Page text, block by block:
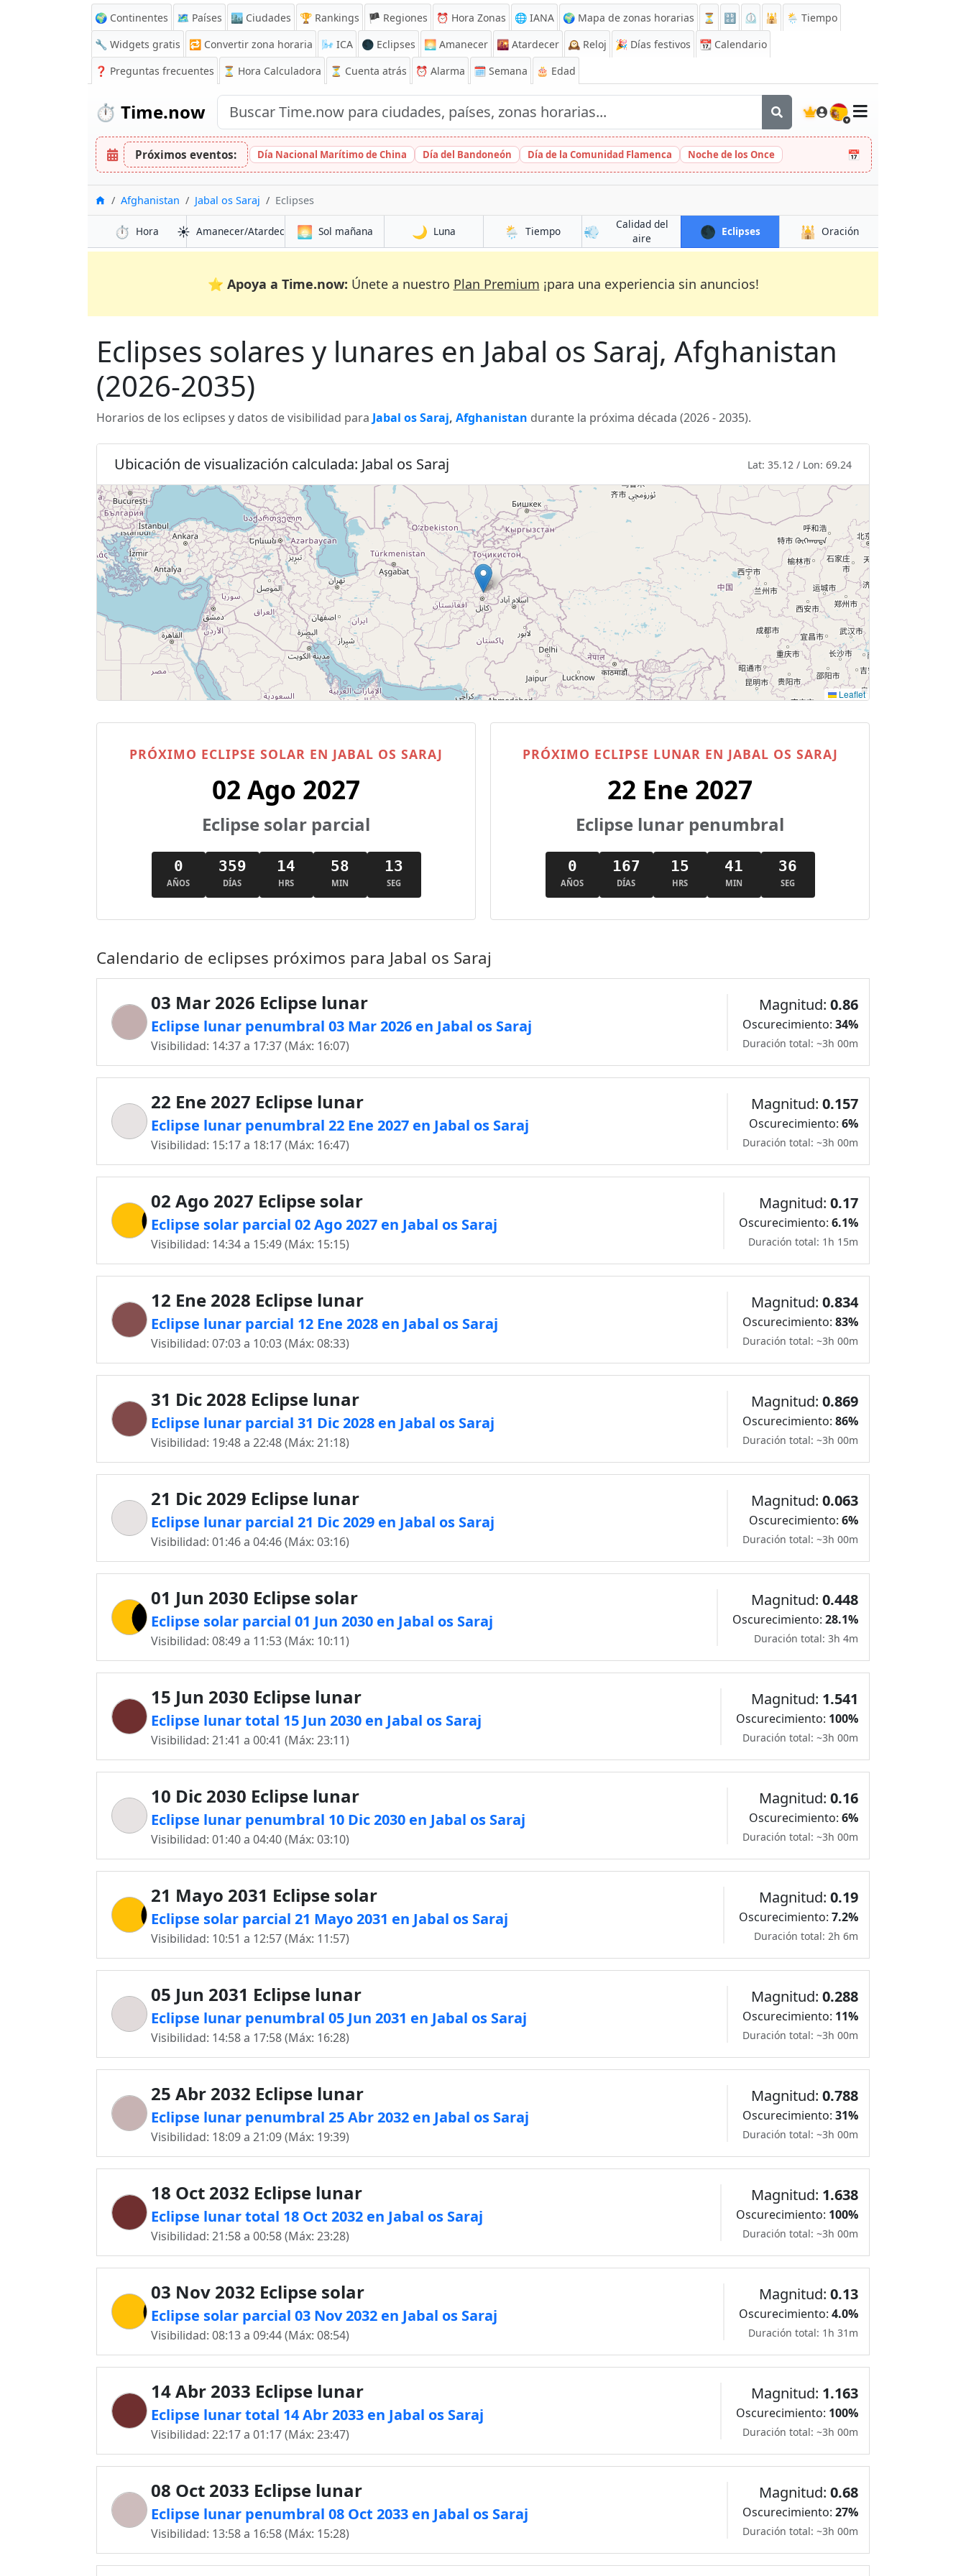
🌍 Continentes 🗺️ Países 🏙️ Ciudades 🏆 Rankings 🏴 Regiones ⏰ Hora Zonas 🌐 IANA 🌍 Mapa de zonas horarias ⏳ 🔡 ⏲️ 🕌
🌦️ Tiempo
🔧 Widgets gratis
🔁 Convertir zona horaria 🌬️ ICA 🌑 Eclipses 🌅 Amanecer 🌇 Atardecer 🕰️ Reloj 🎉 Días festivos 📆 Calendario
❓ Preguntas frecuentes ⏳ Hora Calculadora ⏳ Cuenta atrás ⏰ Alarma 🗓️ Semana 🎂 Edad
⏱️ Time.now 🇪🇸
Próximos eventos: Día Nacional Marítimo de China Día del Bandoneón Día de la Comunidad Flamenca Noche de los Once 📅
InicioAfghanistan Jabal os Saraj Eclipses
⏱️ Hora ☀️ Amanecer/Atardecer 🌅 Sol mañana 🌙 Luna 🌦️ Tiempo 💨
Calidad del
aire
🌑 Eclipses 🕌 Oración
⭐ Apoya a Time.now: Únete a nuestro Plan Premium ¡para una experiencia sin anuncios!
Eclipses solares y lunares en Jabal os Saraj, Afghanistan
(2026-2035)
Horarios de los eclipses y datos de visibilidad para Jabal os Saraj, Afghanistan durante la próxima década (2026 - 2035).
Ubicación de visualización calculada: Jabal os Saraj Lat: 35.12 / Lon: 69.24
Leaflet
PRÓXIMO ECLIPSE SOLAR EN JABAL OS SARAJ
02 Ago 2027
Eclipse solar parcial
0
AÑOS
359
DÍAS
14
HRS
58
MIN
12
SEG
PRÓXIMO ECLIPSE LUNAR EN JABAL OS SARAJ
22 Ene 2027
Eclipse lunar penumbral
0
AÑOS
167
DÍAS
15
HRS
41
MIN
35
SEG
Calendario de eclipses próximos para Jabal os Saraj
03 Mar 2026 Eclipse lunar
Eclipse lunar penumbral 03 Mar 2026 en Jabal os Saraj
Visibilidad: 14:37 a 17:37 (Máx: 16:07)
Magnitud: 0.86
Oscurecimiento: 34%
Duración total: ~3h 00m
22 Ene 2027 Eclipse lunar
Eclipse lunar penumbral 22 Ene 2027 en Jabal os Saraj
Visibilidad: 15:17 a 18:17 (Máx: 16:47)
Magnitud: 0.157
Oscurecimiento: 6%
Duración total: ~3h 00m
02 Ago 2027 Eclipse solar
Eclipse solar parcial 02 Ago 2027 en Jabal os Saraj
Visibilidad: 14:34 a 15:49 (Máx: 15:15)
Magnitud: 0.17
Oscurecimiento: 6.1%
Duración total: 1h 15m
12 Ene 2028 Eclipse lunar
Eclipse lunar parcial 12 Ene 2028 en Jabal os Saraj
Visibilidad: 07:03 a 10:03 (Máx: 08:33)
Magnitud: 0.834
Oscurecimiento: 83%
Duración total: ~3h 00m
31 Dic 2028 Eclipse lunar
Eclipse lunar parcial 31 Dic 2028 en Jabal os Saraj
Visibilidad: 19:48 a 22:48 (Máx: 21:18)
Magnitud: 0.869
Oscurecimiento: 86%
Duración total: ~3h 00m
21 Dic 2029 Eclipse lunar
Eclipse lunar parcial 21 Dic 2029 en Jabal os Saraj
Visibilidad: 01:46 a 04:46 (Máx: 03:16)
Magnitud: 0.063
Oscurecimiento: 6%
Duración total: ~3h 00m
01 Jun 2030 Eclipse solar
Eclipse solar parcial 01 Jun 2030 en Jabal os Saraj
Visibilidad: 08:49 a 11:53 (Máx: 10:11)
Magnitud: 0.448
Oscurecimiento: 28.1%
Duración total: 3h 4m
15 Jun 2030 Eclipse lunar
Eclipse lunar total 15 Jun 2030 en Jabal os Saraj
Visibilidad: 21:41 a 00:41 (Máx: 23:11)
Magnitud: 1.541
Oscurecimiento: 100%
Duración total: ~3h 00m
10 Dic 2030 Eclipse lunar
Eclipse lunar penumbral 10 Dic 2030 en Jabal os Saraj
Visibilidad: 01:40 a 04:40 (Máx: 03:10)
Magnitud: 0.16
Oscurecimiento: 6%
Duración total: ~3h 00m
21 Mayo 2031 Eclipse solar
Eclipse solar parcial 21 Mayo 2031 en Jabal os Saraj
Visibilidad: 10:51 a 12:57 (Máx: 11:57)
Magnitud: 0.19
Oscurecimiento: 7.2%
Duración total: 2h 6m
05 Jun 2031 Eclipse lunar
Eclipse lunar penumbral 05 Jun 2031 en Jabal os Saraj
Visibilidad: 14:58 a 17:58 (Máx: 16:28)
Magnitud: 0.288
Oscurecimiento: 11%
Duración total: ~3h 00m
25 Abr 2032 Eclipse lunar
Eclipse lunar penumbral 25 Abr 2032 en Jabal os Saraj
Visibilidad: 18:09 a 21:09 (Máx: 19:39)
Magnitud: 0.788
Oscurecimiento: 31%
Duración total: ~3h 00m
18 Oct 2032 Eclipse lunar
Eclipse lunar total 18 Oct 2032 en Jabal os Saraj
Visibilidad: 21:58 a 00:58 (Máx: 23:28)
Magnitud: 1.638
Oscurecimiento: 100%
Duración total: ~3h 00m
03 Nov 2032 Eclipse solar
Eclipse solar parcial 03 Nov 2032 en Jabal os Saraj
Visibilidad: 08:13 a 09:44 (Máx: 08:54)
Magnitud: 0.13
Oscurecimiento: 4.0%
Duración total: 1h 31m
14 Abr 2033 Eclipse lunar
Eclipse lunar total 14 Abr 2033 en Jabal os Saraj
Visibilidad: 22:17 a 01:17 (Máx: 23:47)
Magnitud: 1.163
Oscurecimiento: 100%
Duración total: ~3h 00m
08 Oct 2033 Eclipse lunar
Eclipse lunar penumbral 08 Oct 2033 en Jabal os Saraj
Visibilidad: 13:58 a 16:58 (Máx: 15:28)
Magnitud: 0.68
Oscurecimiento: 27%
Duración total: ~3h 00m